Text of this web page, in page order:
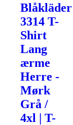
Blåkläder
3314 T-
Shirt
Lang
ærme
Herre -
Mørk
Grå /
4xl | T-